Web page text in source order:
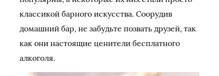
классикой барного искусства. Соорудив
домашний бар, не забудьте позвать друзей, так
как они настоящие ценители бесплатного
алкоголя.